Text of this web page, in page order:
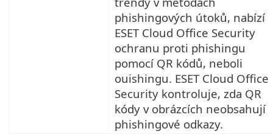
phishingových útoků, nabízí
ESET Cloud Office Security
ochranu proti phishingu
pomocí QR kódů, neboli
ouishingu. ESET Cloud Office
Security kontroluje, zda QR
kódy v obrázcích neobsahují
phishingové odkazy.